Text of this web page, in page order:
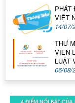
PHÁT
VIỆT
14/07/
THƯ
VIÊN
LUẬT
06/08/